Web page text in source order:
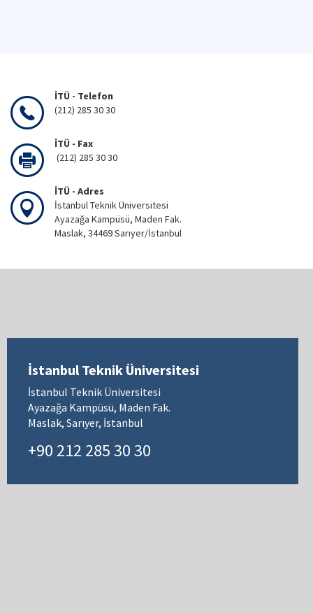
İTÜ - Telefon
(212) 285 30 30
İTÜ - Fax
(212) 285 30 30
İTÜ - Adres
İstanbul Teknik Üniversitesi
Ayazağa Kampüsü, Maden Fak.
Maslak, 34469 Sarıyer/İstanbul
İstanbul Teknik Üniversitesi
İstanbul Teknik Üniversitesi
Ayazağa Kampüsü, Maden Fak.
Maslak, Sarıyer, İstanbul
+90 212 285 30 30